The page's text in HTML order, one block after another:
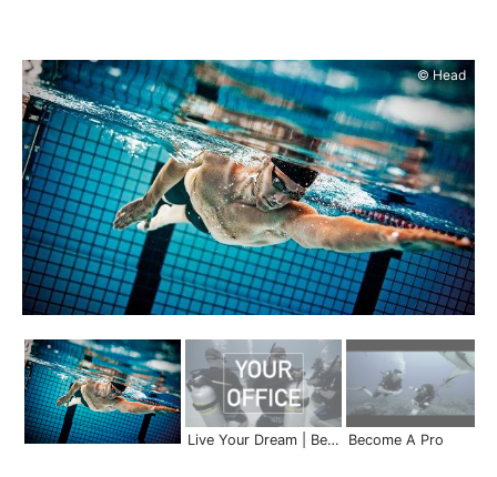
© Head
Live Your Dream | Become a Pro Become A Pro